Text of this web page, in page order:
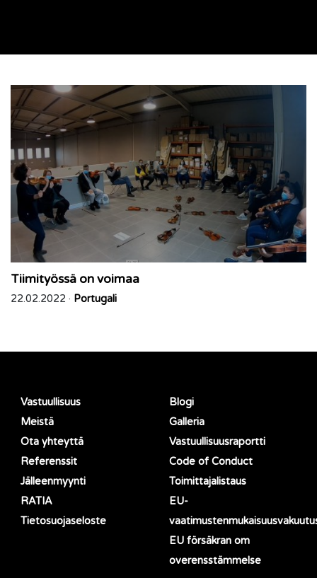
Tiimityössä on voimaa
22.02.2022 · Portugali
Vastuullisuus
Meistä
Ota yhteyttä
Referenssit
Jälleenmyynti
RATIA
Tietosuojaseloste
Blogi
Galleria
Vastuullisuusraportti
Code of Conduct
Toimittajalistaus
EU-
EU försäkran om
overensstämmelse